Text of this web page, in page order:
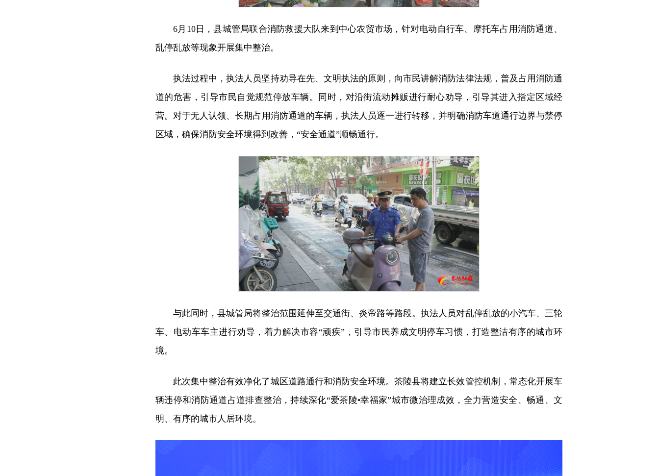
6月10日，县城管局联合消防救援大队来到中心农贸市场，针对电动自行车、摩托车占用消防通道、
乱停乱放等现象开展集中整治。
执法过程中，执法人员坚持劝导在先、文明执法的原则，向市民讲解消防法律法规，普及占用消防通
道的危害，引导市民自觉规范停放车辆。同时，对沿街流动摊贩进行耐心劝导，引导其进入指定区域经
营。对于无人认领、长期占用消防通道的车辆，执法人员逐一进行转移，并明确消防车道通行边界与禁停
区域，确保消防安全环境得到改善，“安全通道”顺畅通行。
与此同时，县城管局将整治范围延伸至交通街、炎帝路等路段。执法人员对乱停乱放的小汽车、三轮
车、电动车车主进行劝导，着力解决市容“顽疾”，引导市民养成文明停车习惯，打造整洁有序的城市环
境。
此次集中整治有效净化了城区道路通行和消防安全环境。茶陵县将建立长效管控机制，常态化开展车
辆违停和消防通道占道排查整治，持续深化“爱茶陵•幸福家”城市微治理成效，全力营造安全、畅通、文
明、有序的城市人居环境。